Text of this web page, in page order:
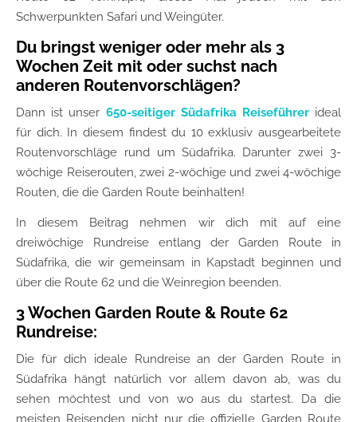
Schwerpunkten Safari und Weingüter.
Du bringst weniger oder mehr als 3
Wochen Zeit mit oder suchst nach
anderen Routenvorschlägen?
Dann ist unser 650-seitiger Südafrika Reiseführerideal
für dich. In diesem findest du 10 exklusiv ausgearbeitete
Routenvorschläge rund um Südafrika. Darunter zwei 3-
wöchige Reiserouten, zwei 2-wöchige und zwei 4-wöchige
Routen, die die Garden Route beinhalten!
In diesem Beitrag nehmen wir dich mit auf eine
dreiwöchige Rundreise entlang der Garden Route in
Südafrika, die wir gemeinsam in Kapstadt beginnen und
über die Route 62 und die Weinregion beenden.
3 Wochen Garden Route & Route 62
Rundreise:
Die für dich ideale Rundreise an der Garden Route in
Südafrika hängt natürlich vor allem davon ab, was du
sehen möchtest und von wo aus du startest. Da die
meisten Reisenden nicht nur die offizielle Garden Route